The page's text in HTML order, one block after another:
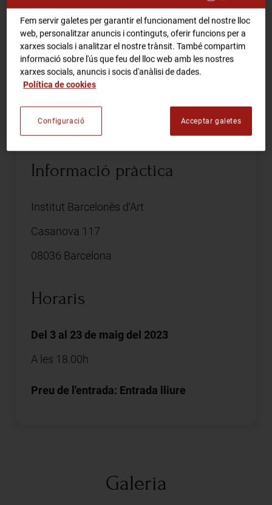
RCA Radio
RCA TV
RCA TEATRE
Gastronomic Experience 360º
FES-TE SOCI
Comparteix
Informació pràctica
Institut Barcelonès d'Art
Casanova 117
08036 Barcelona
Horaris
Del 3 al 23 de maig del 2023
A les 18.00h
Preu de l'entrada: Entrada lliure
Galeria
Fem servir galetes per garantir el funcionament del nostre lloc
web, personalitzar anuncis i continguts, oferir funcions per a
xarxes socials i analitzar el nostre trànsit. També compartim
informació sobre l'ús que feu del lloc web amb les nostres
xarxes socials, anuncis i socis d'anàlisi de dades.
Política de cookies
Acceptar galetes
Configuració